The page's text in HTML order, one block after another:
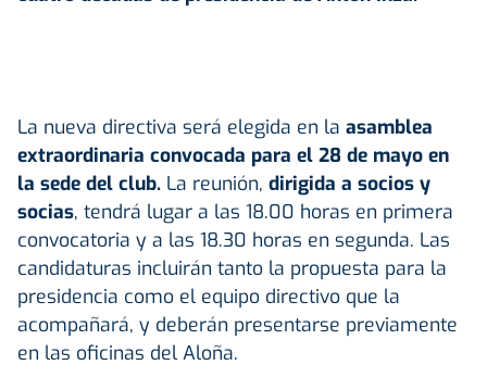
La nueva directiva será elegida en la asamblea
extraordinaria convocada para el 28 de mayo en
la sede del club. La reunión, dirigida a socios y
socias, tendrá lugar a las 18.00 horas en primera
convocatoria y a las 18.30 horas en segunda. Las
candidaturas incluirán tanto la propuesta para la
presidencia como el equipo directivo que la
acompañará, y deberán presentarse previamente
en las oficinas del Aloña.